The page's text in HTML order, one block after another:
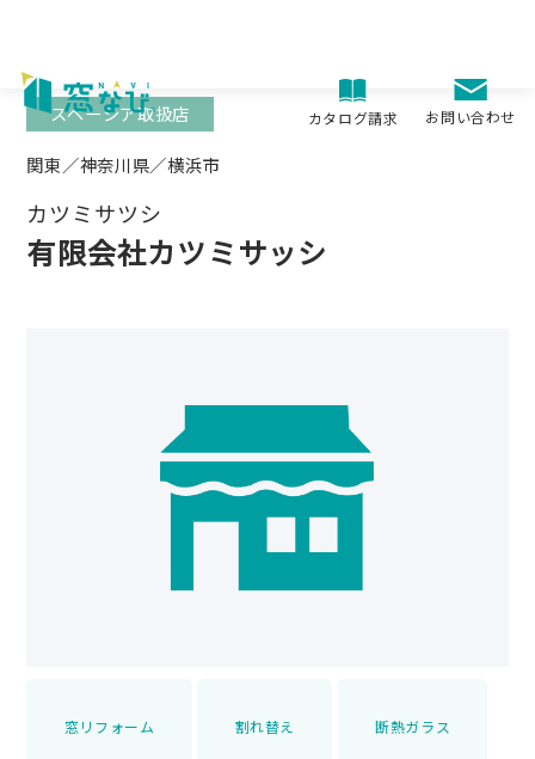
content
カタログ請求 お問い合わせ
関東／神奈川県／横浜市
カツミサツシ
有限会社カツミサッシ
スペーシア取扱店
窓リフォーム 割れ替え 断熱ガラス